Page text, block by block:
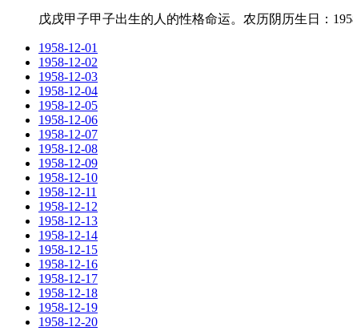
戊戌甲子甲子出生的人的性格命运。农历阴历生日：
1958-12-01
1958-12-02
1958-12-03
1958-12-04
1958-12-05
1958-12-06
1958-12-07
1958-12-08
1958-12-09
1958-12-10
1958-12-11
1958-12-12
1958-12-13
1958-12-14
1958-12-15
1958-12-16
1958-12-17
1958-12-18
1958-12-19
1958-12-20